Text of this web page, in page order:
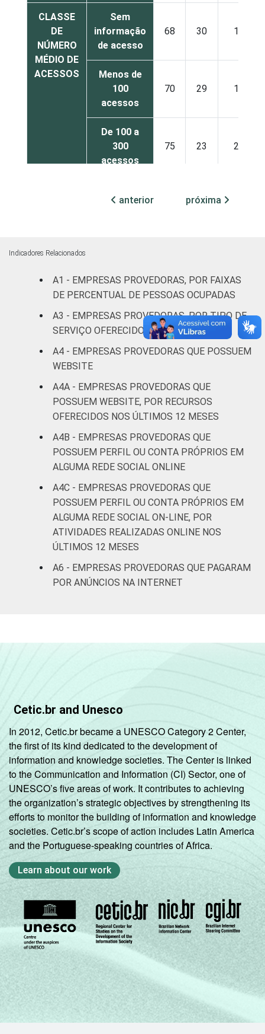
CLASSE
DE
NÚMERO
MÉDIO DE
ACESSOS
Sem
informação
de acesso
68 30 1
Menos de
100
acessos
70 29 1
De 100 a
300
acessos
75 23 2
1.000
11
acessos
45.000
acessos
98 2 0
acessos
Fonte: CGI.br/NIC.br, Centro Regional de
Estudos para o Desenvolvimento da
Sociedade da Informação (Cetic.br),
Pesquisa sobre o setor de provimento de
Provedores 2020.
anterior próxima
Indicadores Relacionados
A1 - EMPRESAS PROVEDORAS, POR FAIXAS
DE PERCENTUAL DE PESSOAS OCUPADAS
A3 - EMPRESAS PROVEDORAS, POR TIPO DE
SERVIÇO OFERECIDO
A4 - EMPRESAS PROVEDORAS QUE POSSUEM
WEBSITE
A4A - EMPRESAS PROVEDORAS QUE
POSSUEM WEBSITE, POR RECURSOS
OFERECIDOS NOS ÚLTIMOS 12 MESES
A4B - EMPRESAS PROVEDORAS QUE
POSSUEM PERFIL OU CONTA PRÓPRIOS EM
ALGUMA REDE SOCIAL ONLINE
A4C - EMPRESAS PROVEDORAS QUE
POSSUEM PERFIL OU CONTA PRÓPRIOS EM
ALGUMA REDE SOCIAL ON-LINE, POR
ATIVIDADES REALIZADAS ONLINE NOS
ÚLTIMOS 12 MESES
A6 - EMPRESAS PROVEDORAS QUE PAGARAM
POR ANÚNCIOS NA INTERNET
Cetic.br and Unesco
In 2012, Cetic.br became a UNESCO Category 2 Center,
the first of its kind dedicated to the development of
information and knowledge societies. The Center is linked
to the Communication and Information (CI) Sector, one of
UNESCO’s five areas of work. It contributes to achieving
the organization’s strategic objectives by strengthening its
efforts to monitor the building of information and knowledge
societies. Cetic.br’s scope of action includes Latin America
and the Portuguese-speaking countries of Africa.
Learn about our work